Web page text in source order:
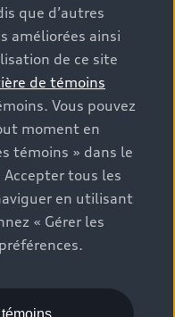
sur la page «
aux PDSF
et prix » (à titre
sur les pages
neufs ou
les pages de
véhicules, les modèles
et peuvent
sont pas offertes sur
des efforts soient faits
peuvent survenir
consulter le
droits réservés.
sont utilisées sous
que d’autres
améliorées ainsi
de ce site
de témoins
Vous pouvez
moment en
témoins » dans le
tous les
en utilisant
« Gérer les